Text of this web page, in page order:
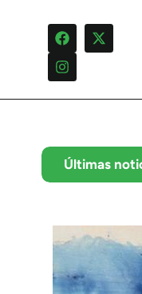
Últimas
programación infantil